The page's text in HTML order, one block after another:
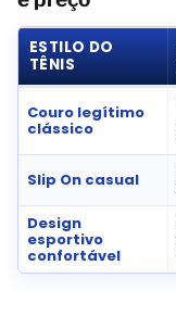
ESTILO DO
TÊNIS
Couro legítimo
clássico
Slip On casual
Design
esportivo
confortável